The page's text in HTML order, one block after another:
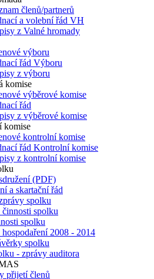
členů/partnerů
a volební řád VH
z Valné hromady
výboru
řád Výboru
z výboru
komise
výběrové komise
řád
z výběrové komise
komise
kontrolní komise
řád Kontrolní komise
z kontrolní komise
(PDF)
a skartační řád
spolku
spolku
spolku
2008 - 2014
spolku
- zprávy auditora
přijetí členů